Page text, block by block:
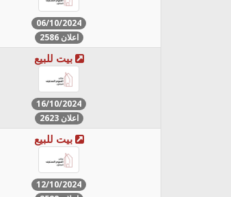
06/10/2024
اعلان 2586
بيت للبيع
16/10/2024
اعلان 2623
بيت للبيع
12/10/2024